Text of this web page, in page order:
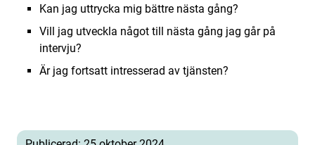
Kan jag uttrycka mig bättre nästa gång?
Vill jag utveckla något till nästa gång jag går på
intervju?
Är jag fortsatt intresserad av tjänsten?